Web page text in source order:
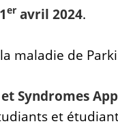
1er avril 2024.
de
Syndromes
et